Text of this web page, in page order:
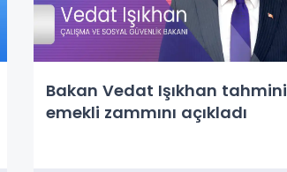
Bakan Vedat Işıkhan tahmini
emekli zammını açıkladı